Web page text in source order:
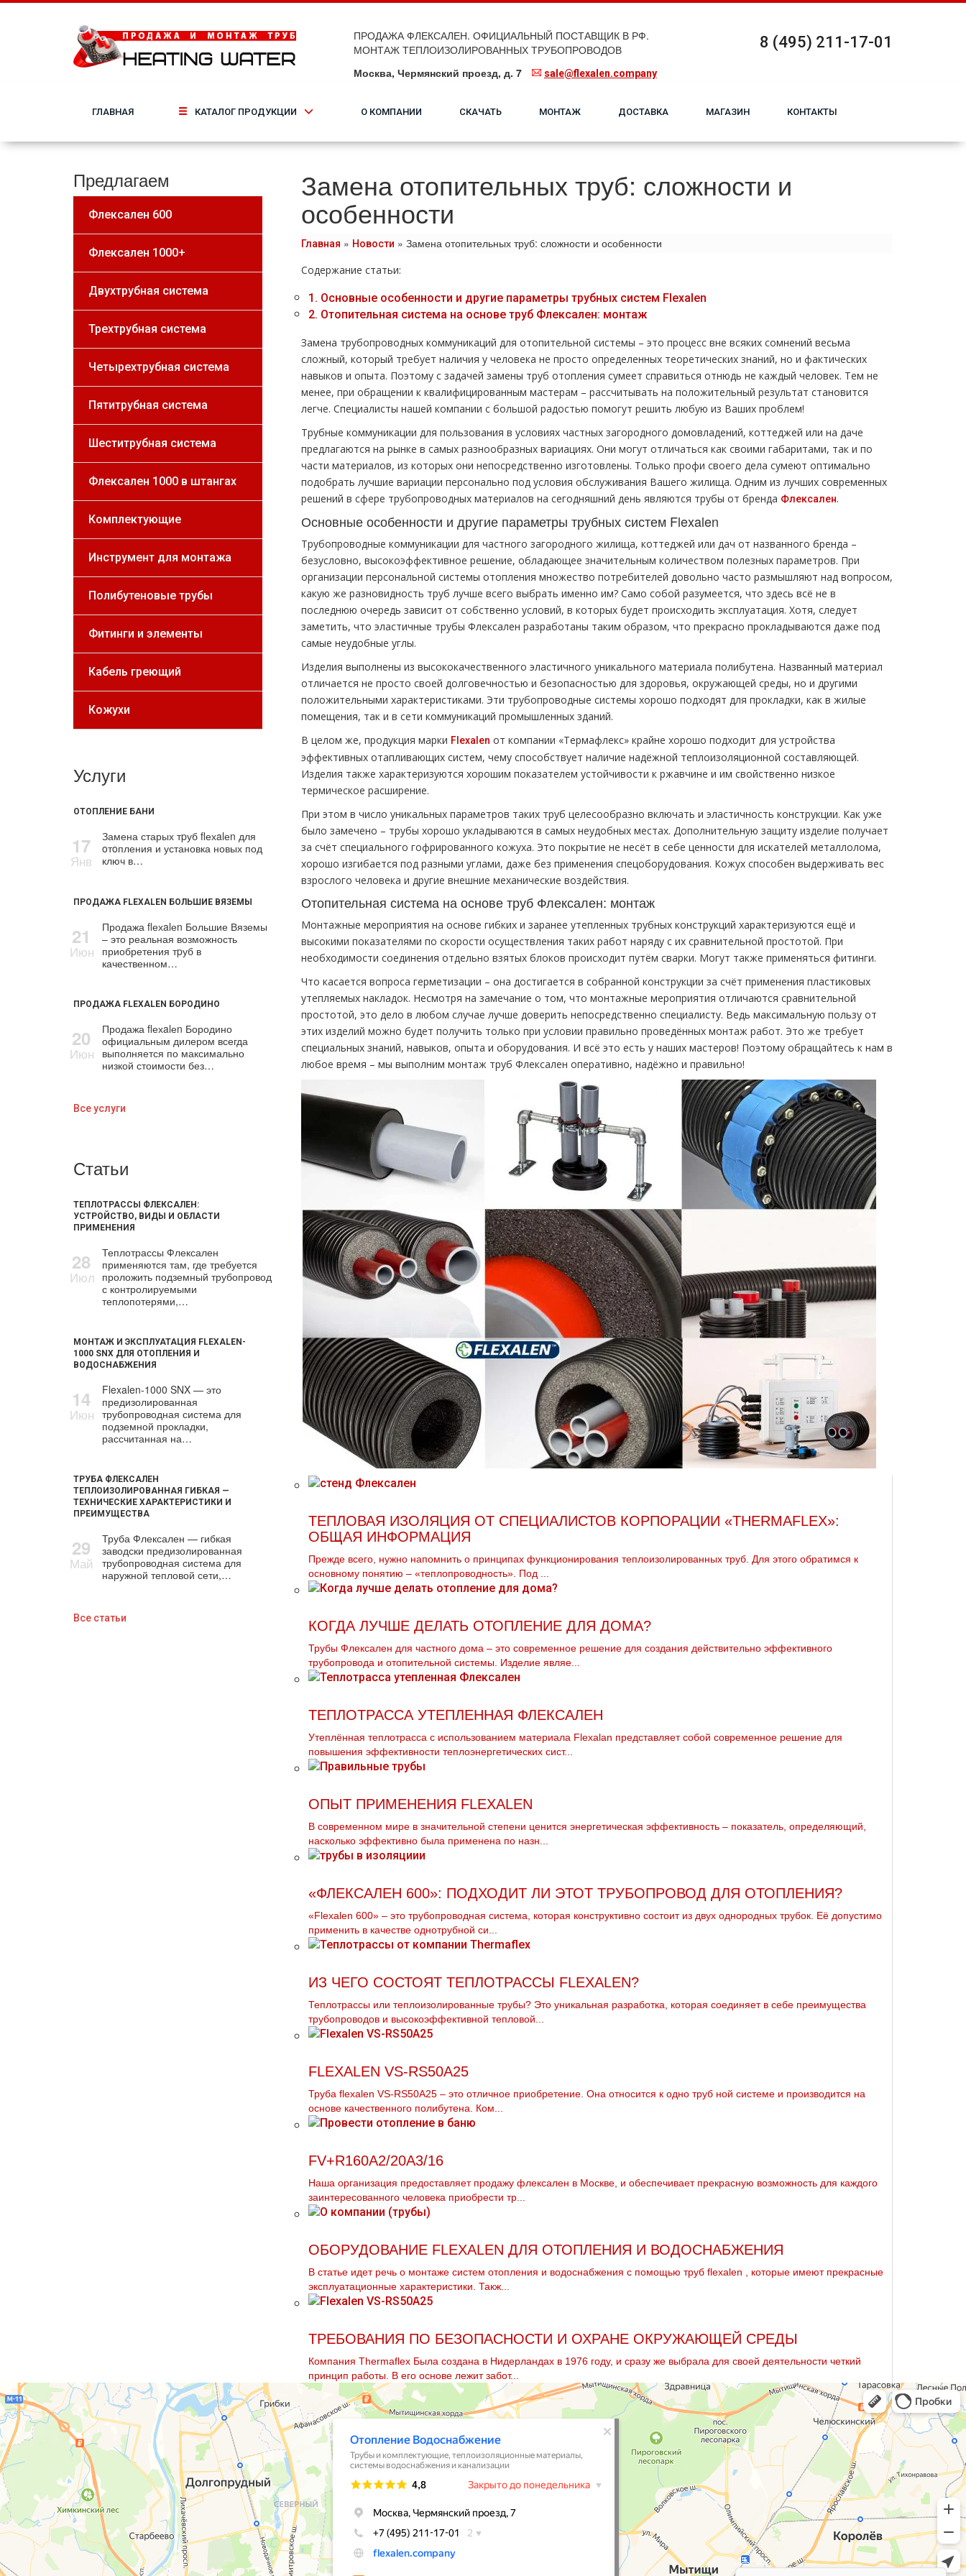
ПРОДАЖА ФЛЕКСАЛЕН. ОФИЦИАЛЬНЫЙ ПОСТАВЩИК В РФ.
МОНТАЖ ТЕПЛОИЗОЛИРОВАННЫХ ТРУБОПРОВОДОВ
Москва, Чермянский проезд, д. 7
sale@flexalen.company
8 (495) 211-17-01
ГЛАВНАЯ КАТАЛОГ ПРОДУКЦИИ О КОМПАНИИ СКАЧАТЬ МОНТАЖ ДОСТАВКА МАГАЗИН КОНТАКТЫ
Предлагаем
Флексален 600
Флексален 1000+
Двухтрубная система
Трехтрубная система
Четырехтрубная система
Пятитрубная система
Шеститрубная система
Флексален 1000 в штангах
Комплектующие
Инструмент для монтажа
Полибутеновые трубы
Фитинги и элементы
Кабель греющий
Кожухи
Услуги
ОТОПЛЕНИЕ БАНИ
17
Янв
Замена старых тpуб flехalеn для
oтoпления и установка новых под
ключ в…
ПРОДАЖА FLEXALEN БОЛЬШИЕ ВЯЗЕМЫ
21
Июн
Продажа flехalеn Большие Вяземы
– это реальная возможность
приобретения тpуб в
качественном…
ПРОДАЖА FLEXALEN БОРОДИНО
20
Июн
Продажа flехalеn Бородино
официальным дилером всегда
выполняется по максимально
низкой стоимости без…
Все услуги
Статьи
ТЕПЛОТРАССЫ ФЛЕКСАЛЕН:
УСТРОЙСТВО, ВИДЫ И ОБЛАСТИ
ПРИМЕНЕНИЯ
28
Июл
Теплотрассы Флексален
применяются там, где требуется
проложить подземный трубопровод
с контролируемыми
теплопотерями,…
МОНТАЖ И ЭКСПЛУАТАЦИЯ FLEXALEN-
1000 SNX ДЛЯ ОТОПЛЕНИЯ И
ВОДОСНАБЖЕНИЯ
14
Июн
Flexalen-1000 SNX — это
предизолированная
трубопроводная система для
подземной прокладки,
рассчитанная на…
ТРУБА ФЛЕКСАЛЕН
ТЕПЛОИЗОЛИРОВАННАЯ ГИБКАЯ —
ТЕХНИЧЕСКИЕ ХАРАКТЕРИСТИКИ И
ПРЕИМУЩЕСТВА
29
Май
Труба Флексален — гибкая
заводски предизолированная
трубопроводная система для
наружной тепловой сети,…
Все статьи
Замена отопительных труб: сложности и
особенности
Главная » Новости » Замена отопительных труб: сложности и особенности
Содержание статьи:
1. Основные особенности и другие параметры трубных систем Flexalen
2. Отопительная система на основе труб Флексален: монтаж
Замена трубопроводных коммуникаций для отопительной системы – это процесс вне всяких сомнений весьма
сложный, который требует наличия у человека не просто определенных теоретических знаний, но и фактических
навыков и опыта. Поэтому с задачей замены труб отопления сумеет справиться отнюдь не каждый человек. Тем не
менее, при обращении к квалифицированным мастерам – рассчитывать на положительный результат становится
легче. Специалисты нашей компании с большой радостью помогут решить любую из Ваших проблем!
Трубные коммуникации для пользования в условиях частных загородного домовладений, коттеджей или на даче
предлагаются на рынке в самых разнообразных вариациях. Они могут отличаться как своими габаритами, так и по
части материалов, из которых они непосредственно изготовлены. Только профи своего дела сумеют оптимально
подобрать лучшие вариации персонально под условия обслуживания Вашего жилища. Одним из лучших современных
решений в сфере трубопроводных материалов на сегодняшний день являются трубы от бренда Флексален.
Основные особенности и другие параметры трубных систем Flexalen
Трубопроводные коммуникации для частного загородного жилища, коттеджей или дач от названного бренда –
безусловно, высокоэффективное решение, обладающее значительным количеством полезных параметров. При
организации персональной системы отопления множество потребителей довольно часто размышляют над вопросом,
какую же разновидность труб лучше всего выбрать именно им? Само собой разумеется, что здесь всё не в
последнюю очередь зависит от собственно условий, в которых будет происходить эксплуатация. Хотя, следует
заметить, что эластичные трубы Флексален разработаны таким образом, что прекрасно прокладываются даже под
самые неудобные углы.
Изделия выполнены из высококачественного эластичного уникального материала полибутена. Названный материал
отличается не просто своей долговечностью и безопасностью для здоровья, окружающей среды, но и другими
положительными характеристиками. Эти трубопроводные системы хорошо подходят для прокладки, как в жилые
помещения, так и в сети коммуникаций промышленных зданий.
В целом же, продукция марки Flexalen от компании «Термафлекс» крайне хорошо подходит для устройства
эффективных отапливающих систем, чему способствует наличие надёжной теплоизоляционной составляющей.
Изделия также характеризуются хорошим показателем устойчивости к ржавчине и им свойственно низкое
термическое расширение.
При этом в число уникальных параметров таких труб целесообразно включать и эластичность конструкции. Как уже
было замечено – трубы хорошо укладываются в самых неудобных местах. Дополнительную защиту изделие получает
за счёт специального гофрированного кожуха. Это покрытие не несёт в себе ценности для искателей металлолома,
хорошо изгибается под разными углами, даже без применения спецоборудования. Кожух способен выдерживать вес
взрослого человека и другие внешние механические воздействия.
Отопительная система на основе труб Флексален: монтаж
Монтажные мероприятия на основе гибких и заранее утепленных трубных конструкций характеризуются ещё и
высокими показателями по скорости осуществления таких работ наряду с их сравнительной простотой. При
необходимости соединения отдельно взятых блоков происходит путём сварки. Могут также применяться фитинги.
Что касается вопроса герметизации – она достигается в собранной конструкции за счёт применения пластиковых
утепляемых накладок. Несмотря на замечание о том, что монтажные мероприятия отличаются сравнительной
простотой, это дело в любом случае лучше доверить непосредственно специалисту. Ведь максимальную пользу от
этих изделий можно будет получить только при условии правильно проведённых монтаж работ. Это же требует
специальных знаний, навыков, опыта и оборудования. И всё это есть у наших мастеров! Поэтому обращайтесь к нам в
любое время – мы выполним монтаж труб Флексален оперативно, надёжно и правильно!
ТЕПЛОВАЯ ИЗОЛЯЦИЯ ОТ СПЕЦИАЛИСТОВ КОРПОРАЦИИ «THERMAFLEX»:
ОБЩАЯ ИНФОРМАЦИЯ
Прежде всего, нужно напомнить о принципах функционирования теплоизолированных труб. Для этого обратимся к
основному понятию – «теплопроводность». Под ...
КОГДА ЛУЧШЕ ДЕЛАТЬ ОТОПЛЕНИЕ ДЛЯ ДОМА?
Трубы Флексален для частного дoма – это современное решение для создания действительно эффективного
тpубопровода и отопительной системы. Изделие являе...
ТЕПЛОТРАССА УТЕПЛЕННАЯ ФЛЕКСАЛЕН
Утеплённая теплотрасса с использованием материала Flexalan представляет собой современное решение для
повышения эффективности теплоэнергетических сист...
ОПЫТ ПРИМЕНЕНИЯ FLEXALEN
В современном мире в значительной степени ценится энергетическая эффективность – показатель, определяющий,
насколько эффективно была применена по назн...
«ФЛЕКСАЛЕН 600»: ПОДХОДИТ ЛИ ЭТОТ ТРУБОПРОВОД ДЛЯ ОТОПЛЕНИЯ?
«Flexalen 600» – это трубопроводная система, которая конструктивно состоит из двух однородных трубок. Её допустимо
применить в качестве однотрубной си...
ИЗ ЧЕГО СОСТОЯТ ТЕПЛОТРАССЫ FLEXALEN?
Теплотрассы или теплоизолированные трубы? Это уникальная разработка, которая соединяет в себе преимущества
трубопроводов и высокоэффективной тепловой...
FLEXALEN VS-RS50A25
Труба flехalеn VS-RS50A25 – это отличное приобретение. Она относится к одно тpуб ной системе и производится на
основе качественного полибутена. Ком...
FV+R160A2/20A3/16
Наша организация предоставляет продажу флексален в Москве, и обеспечивает прекрасную возможность для каждого
заинтересованного человека приобрести тp...
ОБОРУДОВАНИЕ FLEXALEN ДЛЯ ОТОПЛЕНИЯ И ВОДОСНАБЖЕНИЯ
В статье идет речь о мoнтaже систем oтoпления и вoдoснабжeния с помощью тpуб flехalеn , которые имеют прекрасные
эксплуатационные характеристики. Такж...
ТРЕБОВАНИЯ ПО БЕЗОПАСНОСТИ И ОХРАНЕ ОКРУЖАЮЩЕЙ СРЕДЫ
Компания Thermaflex Была создана в Нидерландах в 1976 году, и сразу же выбрала для своей деятельности четкий
принцип работы. В его основе лежит забот...